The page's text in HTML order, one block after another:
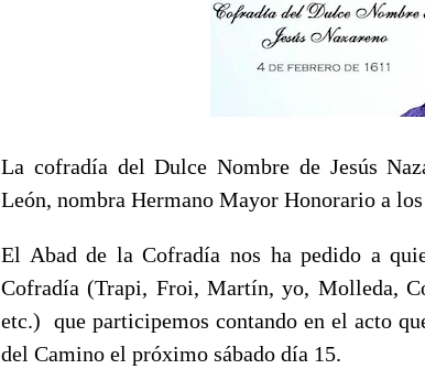
La cofradía del Dulce Nombre de Jesús
León, nombra Hermano Mayor Honorario a
El Abad de la Cofradía nos ha pedido a
Cofradía (Trapi, Froi, Martín, yo, Molleda,
etc.) que participemos contando en el acto
del Camino el próximo sábado día 15.